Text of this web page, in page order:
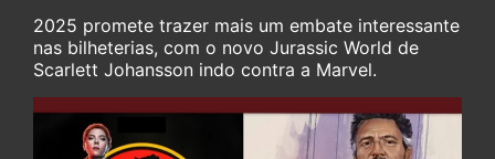
2025 promete trazer mais um embate interessante
nas bilheterias, com o novo Jurassic World de
Scarlett Johansson indo contra a Marvel.